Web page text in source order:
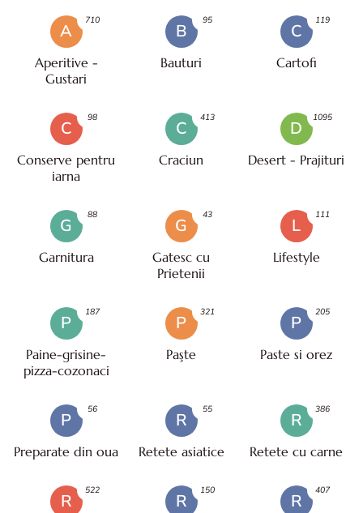
A
Aperitive -
Gustari
710
B
Bauturi
95
C
Cartofi
119
C
Conserve pentru
iarna
98
C
Craciun
413
D
Desert - Prajituri
1095
G
Garnitura
88
G
Gatesc cu
Prietenii
43
L
Lifestyle
111
P
Paine-grisine-
pizza-cozonaci
187
P
Paşte
321
P
Paste si orez
205
P
Preparate din oua
56
R
Retete asiatice
55
R
Retete cu carne
386
R
522
R
150
R
407